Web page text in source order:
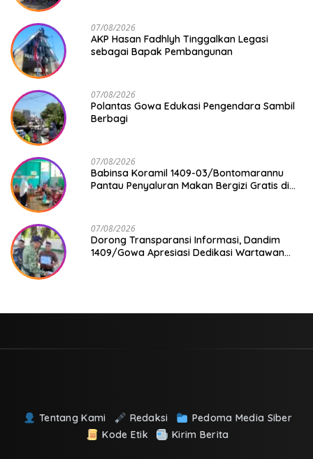
07/08/2026
AKP Hasan Fadhlyh Tinggalkan Legasi
sebagai Bapak Pembangunan
07/08/2026
Polantas Gowa Edukasi Pengendara Sambil
Berbagi
07/08/2026
Babinsa Koramil 1409-03/Bontomarannu
Pantau Penyaluran Makan Bergizi Gratis di
07/08/2026
Dorong Transparansi Informasi, Dandim
1409/Gowa Apresiasi Dedikasi Wartawan
Tentang Kami Redaksi
Pedoma Media Siber
Kode Etik
Kirim Berita